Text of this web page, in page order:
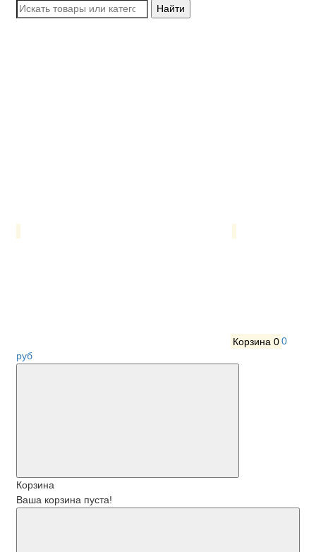
Найти
Корзина 00
руб
Корзина
Ваша корзина пуста!